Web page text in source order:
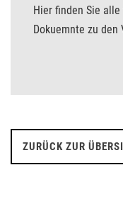
Hier finden Sie
Dokuemnte zu
ZURÜCK ZUR